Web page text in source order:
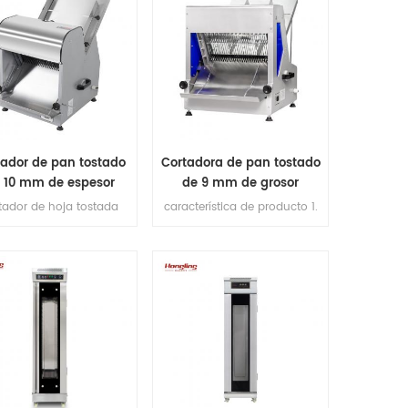
de pan tostado
mm de espesor
de hoja tostada
pero si tiene otros
contáctenos para
sus rebanadoras
Cortadora de pan tostado
de 9 mm de grosor
característica de producto 1.
2.max longitud de pan
380mm. 3.Capacidad de
producción 200-300pcs / h.
4. motor de cobre en el
inoxidable 6. espesor de
corte: 10 mm